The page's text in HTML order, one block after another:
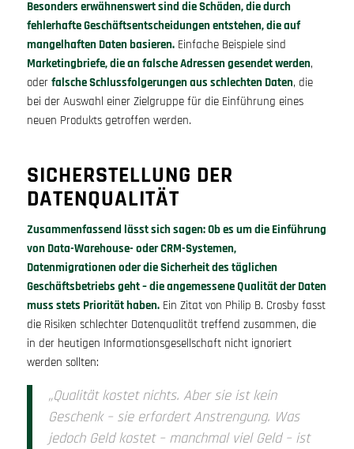
Besonders erwähnenswert sind die Schäden, die durch
fehlerhafte Geschäftsentscheidungen entstehen, die auf
mangelhaften Daten basieren.Einfache Beispiele sind
Marketingbriefe, die an falsche Adressen gesendet werden,
oder falsche Schlussfolgerungen aus schlechten Daten, die
bei der Auswahl einer Zielgruppe für die Einführung eines
neuen Produkts getroffen werden.
SICHERSTELLUNG DER
DATENQUALITÄT
Zusammenfassend lässt sich sagen: Ob es um die Einführung
von Data-Warehouse- oder CRM-Systemen,
Datenmigrationen oder die Sicherheit des täglichen
Geschäftsbetriebs geht – die angemessene Qualität der Daten
muss stets Priorität haben.Ein Zitat von Philip B. Crosby fasst
die Risiken schlechter Datenqualität treffend zusammen, die
in der heutigen Informationsgesellschaft nicht ignoriert
werden sollten:
„Qualität kostet nichts. Aber sie ist kein
Geschenk – sie erfordert Anstrengung. Was
jedoch Geld kostet – manchmal viel Geld – ist